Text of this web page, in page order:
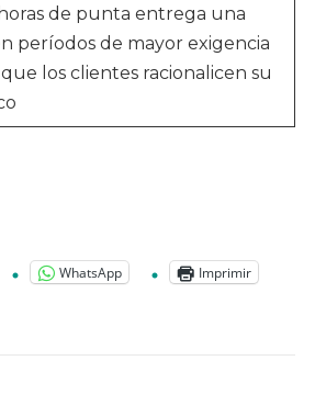
de punta entrega una
períodos de mayor exigencia
los clientes racionalicen su
WhatsApp Imprimir